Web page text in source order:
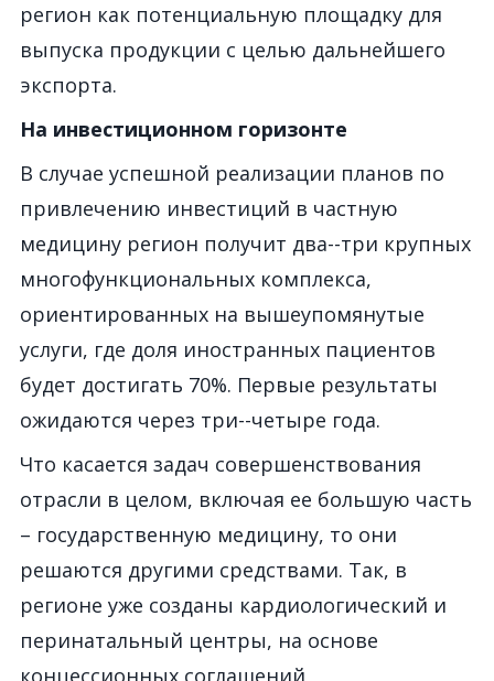
регион как потенциальную площадку для
выпуска продукции с целью дальнейшего
экспорта.
На инвестиционном горизонте
В случае успешной реализации планов по
привлечению инвестиций в частную
медицину регион получит два--три крупных
многофункциональных комплекса,
ориентированных на вышеупомянутые
услуги, где доля иностранных пациентов
будет достигать 70%. Первые результаты
ожидаются через три--четыре года.
Что касается задач совершенствования
отрасли в целом, включая ее большую часть
– государственную медицину, то они
решаются другими средствами. Так, в
регионе уже созданы кардиологический и
перинатальный центры, на основе